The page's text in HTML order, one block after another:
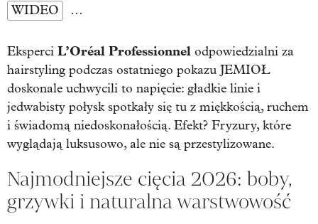
WIDEO …
Eksperci L’Oréal Professionnel odpowiedzialni za
hairstyling podczas ostatniego pokazu JEMIOŁ
doskonale uchwycili to napięcie: gładkie linie i
jedwabisty połysk spotkały się tu z miękkością, ruchem
i świadomą niedoskonałością. Efekt? Fryzury, które
wyglądają luksusowo, ale nie są przestylizowane.
Najmodniejsze cięcia 2026: boby,
grzywki i naturalna warstwowość